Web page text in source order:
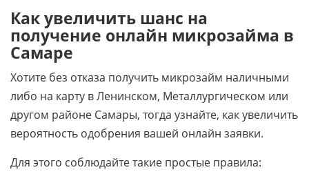
Как увеличить шанс на
получение онлайн микрозайма в
Самаре
Хотите без отказа получить микрозайм наличными
либо на карту в Ленинском, Металлургическом или
другом районе Самары, тогда узнайте, как увеличить
вероятность одобрения вашей онлайн заявки.
Для этого соблюдайте такие простые правила: